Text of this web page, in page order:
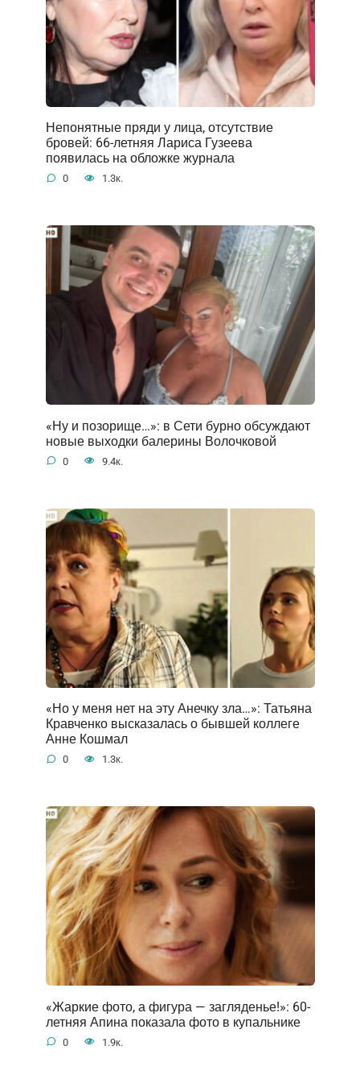
Непонятные пряди у лица, отсутствие
бровей: 66-летняя Лариса Гузеева
появилась на обложке журнала
0 1.3к.
«Ну и позорище…»: в Сети бурно обсуждают
новые выходки балерины Волочковой
0 9.4к.
«Но у меня нет на эту Анечку зла…»: Татьяна
Кравченко высказалась о бывшей коллеге
Анне Кошмал
0 1.3к.
«Жаркие фото, а фигура — загляденье!»: 60-
летняя Апина показала фото в купальнике
0 1.9к.